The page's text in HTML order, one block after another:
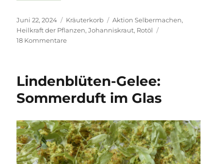
Veröffentlicht
am
Juni 22, 2024 Kategorien
Kräuterkorb Schlagwörter
Aktion Selbermachen,
Heilkraft der Pflanzen,Johanniskraut, Rotöl
18 Kommentarezu
(Rotöl)
Lindenblüten-Gelee:
Sommerduft im Glas